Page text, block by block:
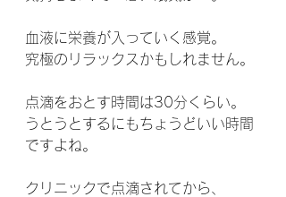
血液に栄養が入っていく感覚。
究極のリラックスかもしれません。
点滴をおとす時間は30分くらい。
うとうとするにもちょうどいい時間
ですよね。
クリニックで点滴されてから、